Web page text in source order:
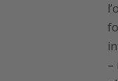
–